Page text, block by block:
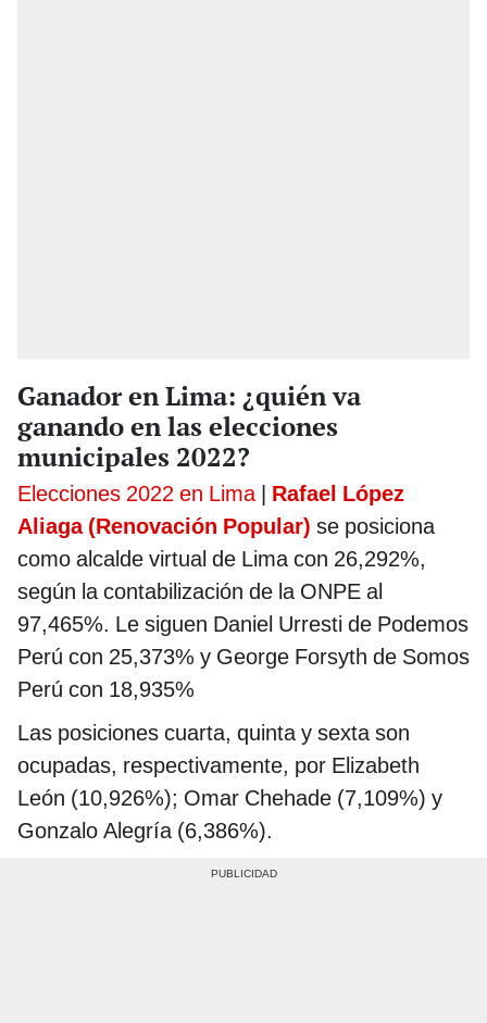
Ganador en Lima: ¿quién va
ganando en las elecciones
municipales 2022?
Elecciones 2022 en Lima| Rafael López
Aliaga (Renovación Popular) se posiciona
como alcalde virtual de Lima con 26,292%,
según la contabilización de la ONPE al
97,465%. Le siguen Daniel Urresti de Podemos
Perú con 25,373% y George Forsyth de Somos
Perú con 18,935%
Las posiciones cuarta, quinta y sexta son
ocupadas, respectivamente, por Elizabeth
León (10,926%); Omar Chehade (7,109%) y
Gonzalo Alegría (6,386%).